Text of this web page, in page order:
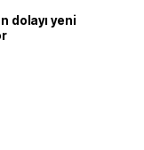
dolayı yeni